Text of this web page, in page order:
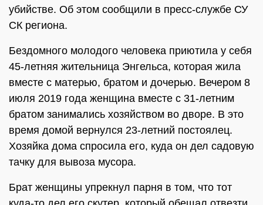
убийстве. Об этом сообщили в пресс-службе СУ
СК региона.
Бездомного молодого человека приютила у себя
45-летняя жительница Энгельса, которая жила
вместе с матерью, братом и дочерью. Вечером 8
июля 2019 года женщина вместе с 31-летним
братом занимались хозяйством во дворе. В это
время домой вернулся 23-летний постоялец.
Хозяйка дома спросила его, куда он дел садовую
тачку для вывоза мусора.
Брат женщины упрекнул парня в том, что тот